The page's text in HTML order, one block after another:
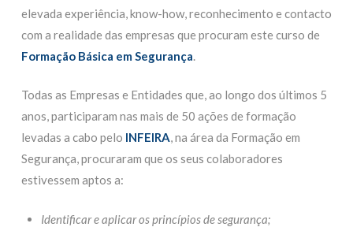
elevada experiência, know-how, reconhecimento e contacto
com a realidade das empresas que procuram este curso de
Formação Básica em Segurança.
Todas as Empresas e Entidades que, ao longo dos últimos 5
anos, participaram nas mais de 50 ações de formação
levadas a cabo pelo INFEIRA, na área da Formação em
Segurança, procuraram que os seus colaboradores
estivessem aptos a:
Identificar e aplicar os princípios de segurança;